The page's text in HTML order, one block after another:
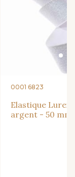
0001 6823
Elastique Lurex
argent - 50 mm